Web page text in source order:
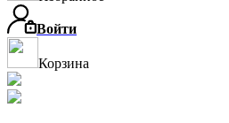
Войти
Корзина